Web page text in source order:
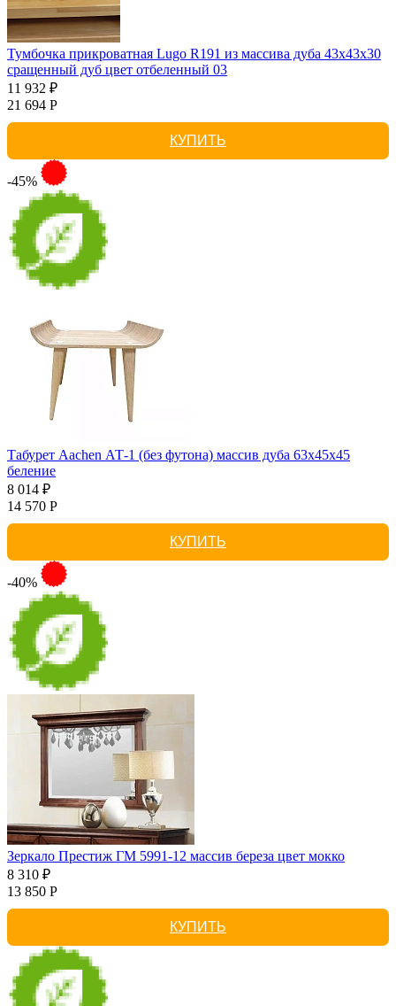
Тумбочка прикроватная Lugo R191 из массива дуба 43х43х30
сращенный дуб цвет отбеленный 03
11 932 ₽
21 694 Р
КУПИТЬ
-45%
Табурет Aachen АТ-1 (без футона) массив дуба 63х45х45
беление
8 014 ₽
14 570 Р
КУПИТЬ
-40%
Зеркало Престиж ГМ 5991-12 массив береза цвет мокко
8 310 ₽
13 850 Р
КУПИТЬ